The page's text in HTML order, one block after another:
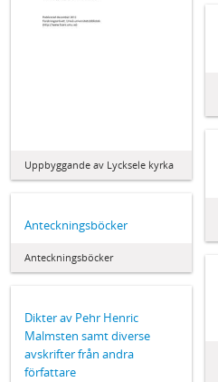
Uppbyggande av Lycksele kyrka
Anteckningsböcker
Anteckningsböcker
Dikter av Pehr Henric
Malmsten samt diverse
avskrifter från andra
författare